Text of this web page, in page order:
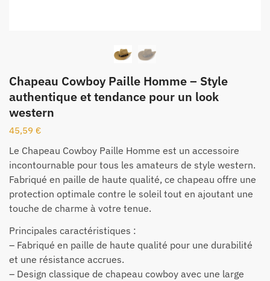
Chapeau Cowboy Paille Homme – Style
authentique et tendance pour un look
western
45,59 €
Le Chapeau Cowboy Paille Homme est un accessoire
incontournable pour tous les amateurs de style western.
Fabriqué en paille de haute qualité, ce chapeau offre une
protection optimale contre le soleil tout en ajoutant une
touche de charme à votre tenue.
Principales caractéristiques :
– Fabriqué en paille de haute qualité pour une durabilité
et une résistance accrues.
– Design classique de chapeau cowboy avec une large